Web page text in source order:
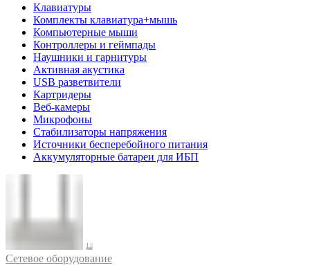
Клавиатуры
Комплекты клавиатура+мышь
Компьютерные мыши
Контроллеры и геймпады
Наушники и гарнитуры
Активная акустика
USB разветвители
Картридеры
Веб-камеры
Микрофоны
Стабилизаторы напряжения
Источники бесперебойного питания
Аккумуляторные батареи для ИБП
Cетевое оборудование